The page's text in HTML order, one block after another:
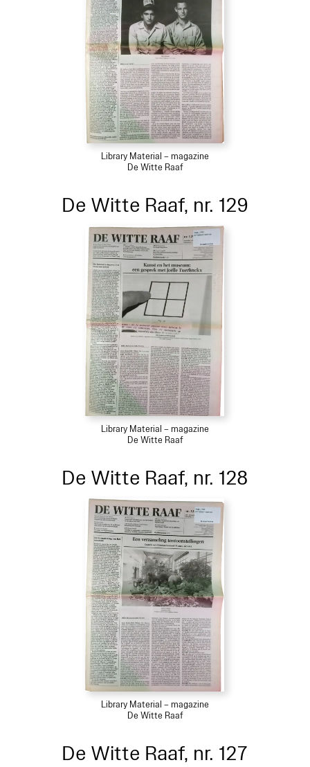
Library Material – magazine
De Witte Raaf
De Witte Raaf, nr. 129
Library Material – magazine
De Witte Raaf
De Witte Raaf, nr. 128
Library Material – magazine
De Witte Raaf
De Witte Raaf, nr. 127